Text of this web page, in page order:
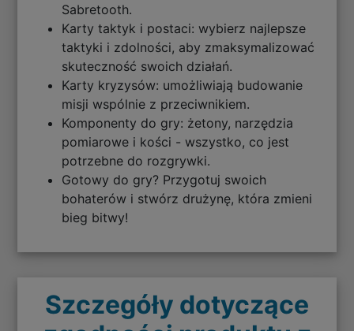
Sabretooth.
Karty taktyk i postaci: wybierz najlepsze
taktyki i zdolności, aby zmaksymalizować
skuteczność swoich działań.
Karty kryzysów: umożliwiają budowanie
misji wspólnie z przeciwnikiem.
Komponenty do gry: żetony, narzędzia
pomiarowe i kości - wszystko, co jest
potrzebne do rozgrywki.
Gotowy do gry? Przygotuj swoich
bohaterów i stwórz drużynę, która zmieni
bieg bitwy!
Szczegóły dotyczące